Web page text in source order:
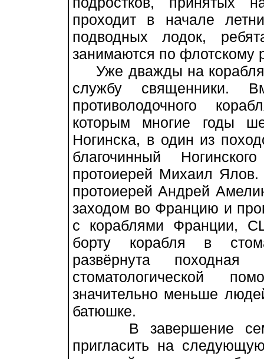
проходит в начале
подводных лодок,
занимаются по флотскому
Уже дважды на
службу священники.
противолодочного
которым многие годы
Ногинска, в один из
благочинный
протоиерей Михаил
протоиерей Андрей
заходом во Францию и
с кораблями Франции,
борту корабля в
развёрнута
стоматологической
значительно меньше
батюшке.
В завершение
пригласить на